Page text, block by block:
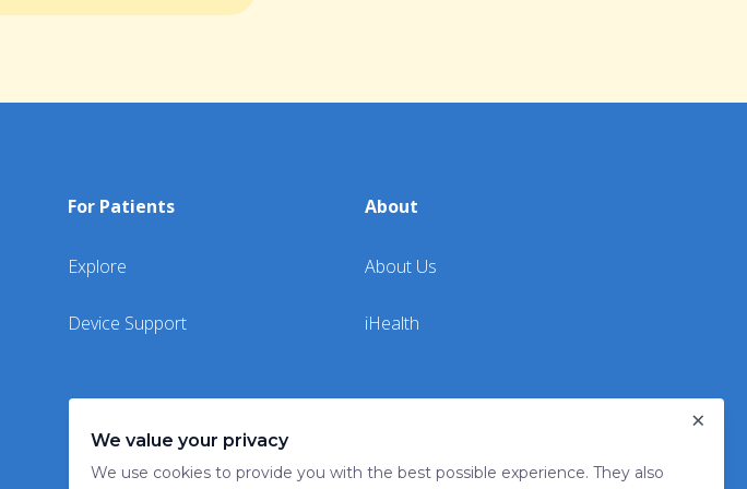
For Patients
Explore
Device Support
About
About Us
iHealth
We value your privacy
We use cookies to provide you with the best possible experience. They also
×